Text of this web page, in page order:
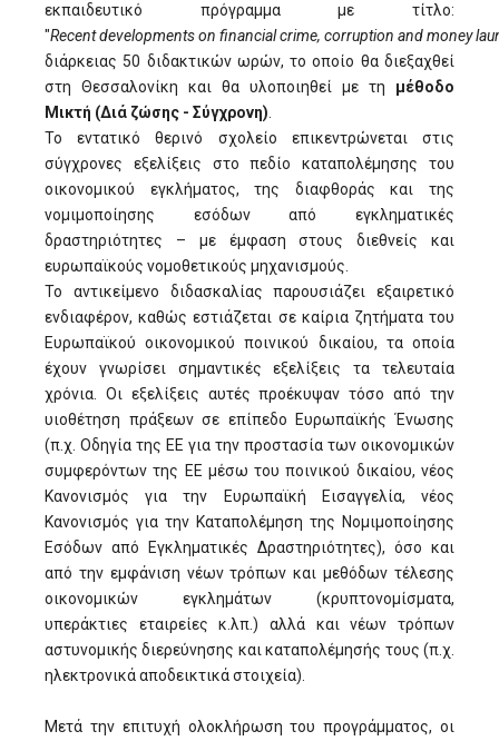
εκπαιδευτικό πρόγραμμα με τίτλο:
"Recentdevelopmentson financialcrime, corruption andmoney
διάρκειας 50 διδακτικών ωρών, το οποίο θα διεξαχθεί
στη Θεσσαλονίκη και θα υλοποιηθεί με τη μέθοδο
Μικτή (Διά ζώσης - Σύγχρονη)
Το εντατικό θερινό σχολείο επικεντρώνεται στις
σύγχρονες εξελίξεις στο πεδίο καταπολέμησης του
οικονομικού εγκλήματος, της διαφθοράς και της
νομιμοποίησης εσόδων από εγκληματικές
δραστηριότητες – με έμφαση στους διεθνείς και
ευρωπαϊκούς νομοθετικούς μηχανισμούς.
Το αντικείμενο διδασκαλίας παρουσιάζει εξαιρετικό
ενδιαφέρον, καθώς εστιάζεται σε καίρια ζητήματα του
Ευρωπαϊκού οικονομικού ποινικού δικαίου, τα οποία
έχουν γνωρίσει σημαντικές εξελίξεις τα τελευταία
χρόνια. Οι εξελίξεις αυτές προέκυψαν τόσο από την
υιοθέτηση πράξεων σε επίπεδο Ευρωπαϊκής Ένωσης
(π.χ. Οδηγία της ΕΕ για την προστασία των οικονομικών
συμφερόντων της ΕΕ μέσω του ποινικού δικαίου, νέος
Κανονισμός για την Ευρωπαϊκή Εισαγγελία, νέος
Κανονισμός για την Καταπολέμηση της Νομιμοποίησης
Εσόδων από Εγκληματικές Δραστηριότητες), όσο και
από την εμφάνιση νέων τρόπων και μεθόδων τέλεσης
οικονομικών εγκλημάτων (κρυπτονομίσματα,
υπεράκτιες εταιρείες κ.λπ.) αλλά και νέων τρόπων
αστυνομικής διερεύνησης και καταπολέμησής τους (π.χ.
ηλεκτρονικά αποδεικτικά στοιχεία).
Μετά την επιτυχή ολοκλήρωση του προγράμματος, οι